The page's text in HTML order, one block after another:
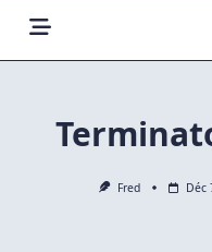
Fred Déc